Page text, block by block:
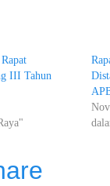
III Tahun